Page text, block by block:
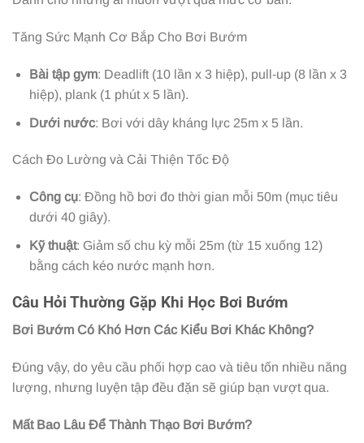
Tăng Sức Mạnh Cơ Bắp Cho Bơi Bướm
Bài tập gym: Deadlift (10 lần x 3 hiệp), pull-up (8 lần x 3
hiệp), plank (1 phút x 5 lần).
Dưới nước: Bơi với dây kháng lực 25m x 5 lần.
Cách Đo Lường và Cải Thiện Tốc Độ
Công cụ: Đồng hồ bơi đo thời gian mỗi 50m (mục tiêu
dưới 40 giây).
Kỹ thuật: Giảm số chu kỳ mỗi 25m (từ 15 xuống 12)
bằng cách kéo nước mạnh hơn.
Câu Hỏi Thường Gặp Khi Học Bơi Bướm
Bơi Bướm Có Khó Hơn Các Kiểu Bơi Khác Không?
Đúng vậy, do yêu cầu phối hợp cao và tiêu tốn nhiều năng
lượng, nhưng luyện tập đều đặn sẽ giúp bạn vượt qua.
Mất Bao Lâu Để Thành Thạo Bơi Bướm?